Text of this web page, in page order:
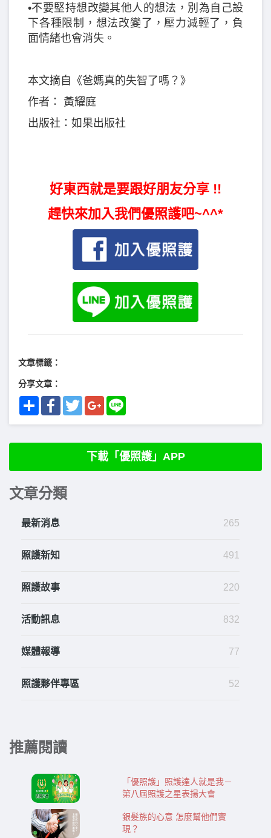
•不要堅持想改變其他人的想法，別為自己設
下各種限制，想法改變了，壓力減輕了，負
面情緒也會消失。
本文摘自《爸媽真的失智了嗎？》
作者： 黃耀庭
出版社：如果出版社
好東西就是要跟好朋友分享 !!
趕快來加入我們優照護吧~^^*
文章標籤：
分享文章：
Share FacebookTwitterGoogle+
下載「優照護」APP
文章分類
最新消息 265
照護新知 491
照護故事 220
活動訊息 832
媒體報導 77
照護夥伴專區 52
推薦閱讀
「優照護」照護達人就是我－
第八屆照護之星表揚大會
銀髮族的心意 怎麼幫他們實
現？